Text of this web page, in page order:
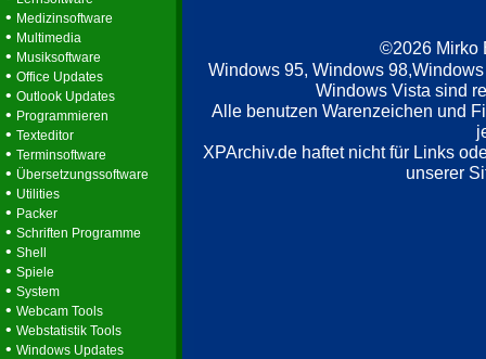
• Medizinsoftware
• Multimedia
• Musiksoftware
• Office Updates
• Outlook Updates
• Programmieren
• Texteditor
• Terminsoftware
• Übersetzungssoftware
• Utilities
• Packer
• Schriften Programme
• Shell
• Spiele
• System
• Webcam Tools
• Webstatistik Tools
• Windows Updates
©2026 Mirko
Windows 95, Windows
Windows Vista sind
Alle benutzen Warenzeichen und
XPArchiv.de haftet nicht für Links
unserer